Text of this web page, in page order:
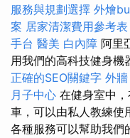
服務與規劃選擇 外燴
案 居家清潔費用參考表
手台 醫美 白內障 阿里
用我們的高科技健身機
正確的SEO關鍵字 外
月子中心 在健身室中
車，可以由私人教練使
各種服務可以幫助我們